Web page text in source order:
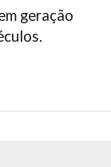
geração